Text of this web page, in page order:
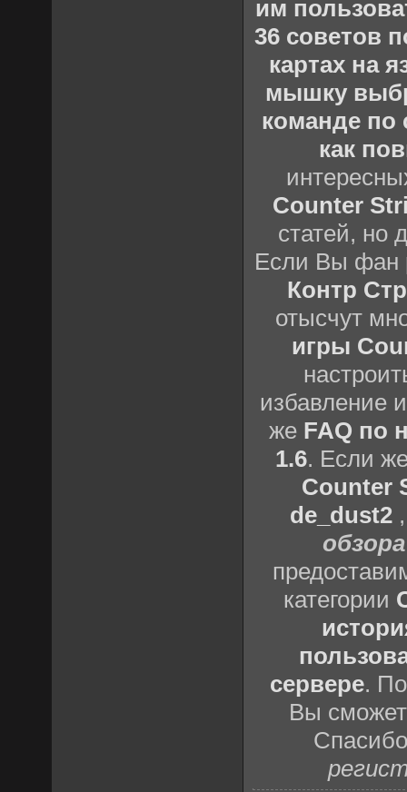
им
36 советов
картах на
мышку
команде по
как
Counter
статей, но
Если Вы фан
Контр
отысчут
игры
избавление
же FAQ по
1.6. Если
Counter
de_dust2
категории
сервере.
Вы